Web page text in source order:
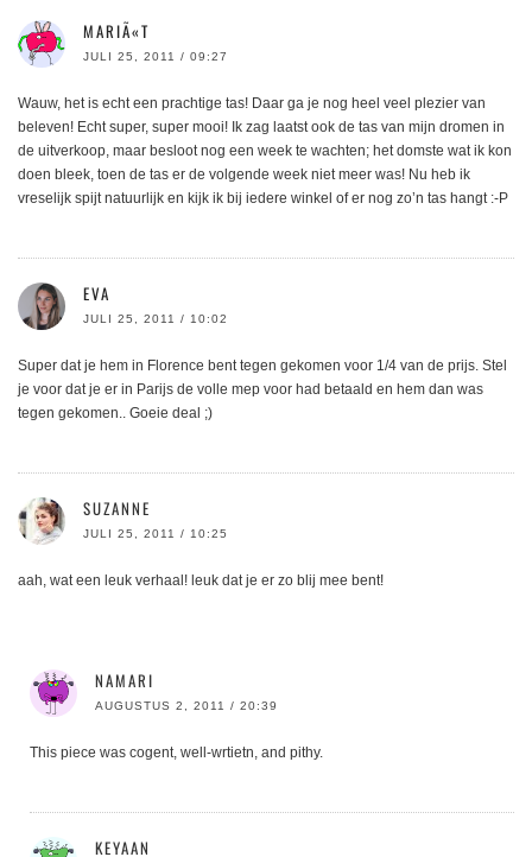
MARIÃ«T
JULI 25, 2011 / 09:27
Wauw, het is echt een prachtige tas! Daar ga je nog heel veel plezier van
beleven! Echt super, super mooi! Ik zag laatst ook de tas van mijn dromen in
de uitverkoop, maar besloot nog een week te wachten; het domste wat ik kon
doen bleek, toen de tas er de volgende week niet meer was! Nu heb ik
vreselijk spijt natuurlijk en kijk ik bij iedere winkel of er nog zo’n tas hangt :-P
EVA
JULI 25, 2011 / 10:02
Super dat je hem in Florence bent tegen gekomen voor 1/4 van de prijs. Stel
je voor dat je er in Parijs de volle mep voor had betaald en hem dan was
tegen gekomen.. Goeie deal ;)
SUZANNE
JULI 25, 2011 / 10:25
aah, wat een leuk verhaal! leuk dat je er zo blij mee bent!
NAMARI
AUGUSTUS 2, 2011 / 20:39
This piece was cogent, well-wrtietn, and pithy.
KEYAAN